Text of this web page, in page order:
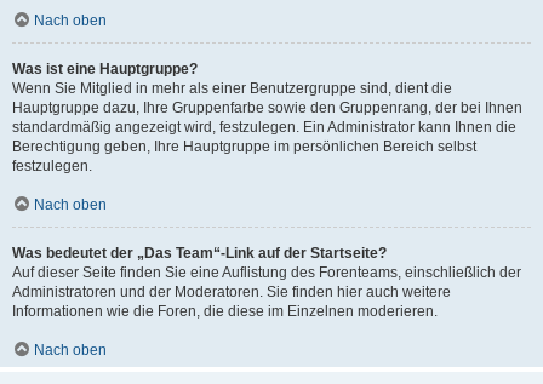
Nach oben
Was ist eine Hauptgruppe?
Wenn Sie Mitglied in mehr als einer Benutzergruppe sind, dient die
Hauptgruppe dazu, Ihre Gruppenfarbe sowie den Gruppenrang, der bei Ihnen
standardmäßig angezeigt wird, festzulegen. Ein Administrator kann Ihnen die
Berechtigung geben, Ihre Hauptgruppe im persönlichen Bereich selbst
festzulegen.
Nach oben
Was bedeutet der „Das Team“-Link auf der Startseite?
Auf dieser Seite finden Sie eine Auflistung des Forenteams, einschließlich der
Administratoren und der Moderatoren. Sie finden hier auch weitere
Informationen wie die Foren, die diese im Einzelnen moderieren.
Nach oben